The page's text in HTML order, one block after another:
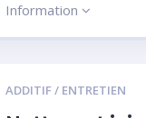
Information
ADDITIF / ENTRETIEN